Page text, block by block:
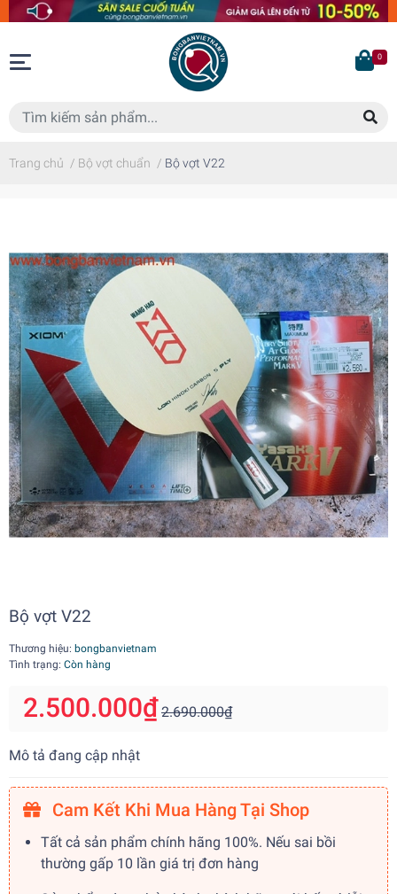
0
Trang chủ / Bộ vợt chuẩn / Bộ vợt V22
Bộ vợt V22
Thương hiệu: bongbanvietnam
Tình trạng: Còn hàng
2.500.000₫ 2.690.000₫
Mô tả đang cập nhật
Cam Kết Khi Mua Hàng Tại Shop
Tất cả sản phẩm chính hãng 100%. Nếu sai bồi
thường gấp 10 lần giá trị đơn hàng